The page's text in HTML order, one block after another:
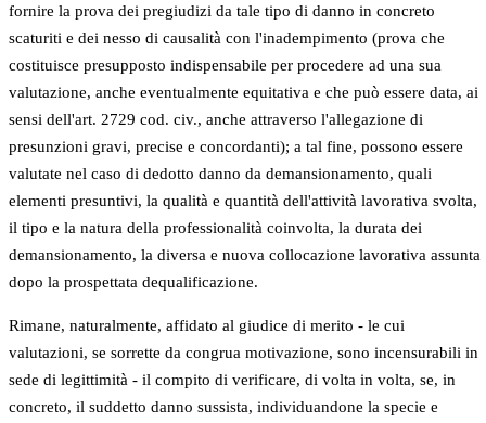
fornire la prova dei pregiudizi da tale tipo di danno in concreto
scaturiti e dei nesso di causalità con l'inadempimento (prova che
costituisce presupposto indispensabile per procedere ad una sua
valutazione, anche eventualmente equitativa e che può essere data, ai
sensi dell'art. 2729 cod. civ., anche attraverso l'allegazione di
presunzioni gravi, precise e concordanti); a tal fine, possono essere
valutate nel caso di dedotto danno da demansionamento, quali
elementi presuntivi, la qualità e quantità dell'attività lavorativa svolta,
il tipo e la natura della professionalità coinvolta, la durata dei
demansionamento, la diversa e nuova collocazione lavorativa assunta
dopo la prospettata dequalificazione.
Rimane, naturalmente, affidato al giudice di merito - le cui
valutazioni, se sorrette da congrua motivazione, sono incensurabili in
sede di legittimità - il compito di verificare, di volta in volta, se, in
concreto, il suddetto danno sussista, individuandone la specie e